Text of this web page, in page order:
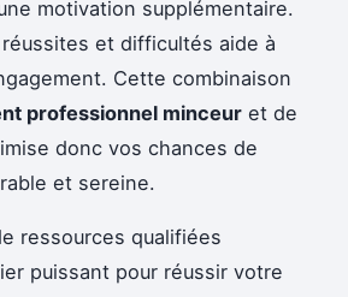
motivation supplémentaire.
et difficultés aide à
Cette combinaison
professionnel minceur et de
donc vos chances de
et sereine.
ressources qualifiées
puissant pour réussir votre